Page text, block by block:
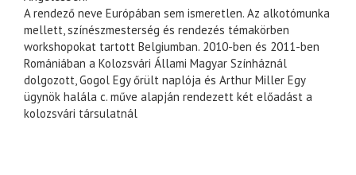
A rendező neve Európában sem ismeretlen. Az alkotómunka
mellett, színészmesterség és rendezés témakörben
workshopokat tartott Belgiumban. 2010-ben és 2011-ben
Romániában a Kolozsvári Állami Magyar Színháznál
dolgozott, Gogol Egy őrült naplója és Arthur Miller Egy
ügynök halála c. műve alapján rendezett két előadást a
kolozsvári társulatnál